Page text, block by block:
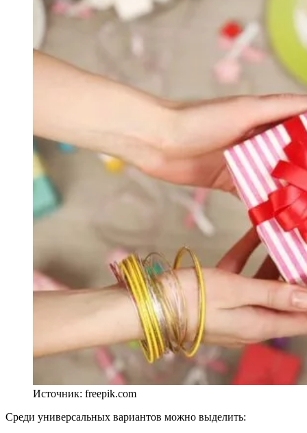
Источник: freepik.com
Среди универсальных вариантов можно выделить: